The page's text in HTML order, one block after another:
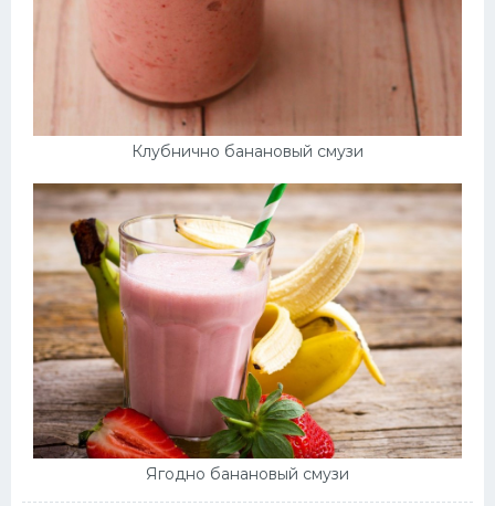
Клубнично банановый смузи
Ягодно банановый смузи